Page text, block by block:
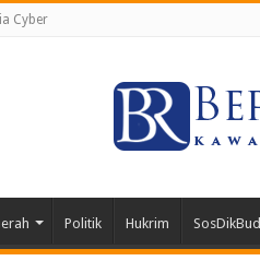
Cyber
Politik Hukrim SosDikBud